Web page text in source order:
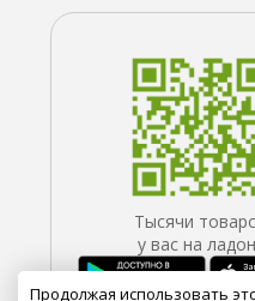
Тысячи
у вас на
Продолжая использовать